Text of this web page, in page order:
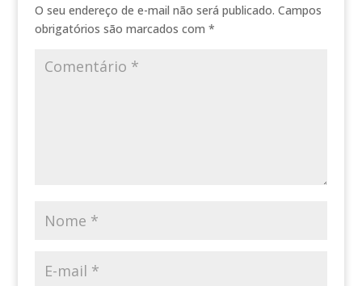
O seu endereço de e-mail não será publicado. Campos
obrigatórios são marcados com *